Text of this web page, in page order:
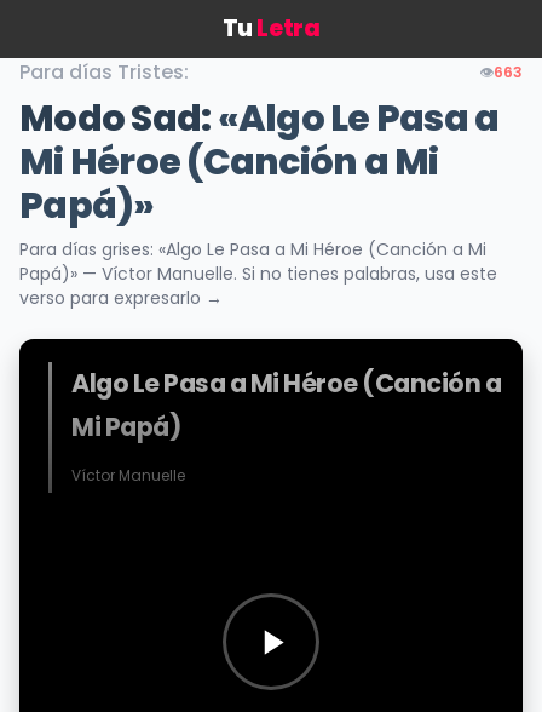
TuLetra
Para días Tristes: 👁️663
Modo Sad:«Algo Le Pasa a
Mi Héroe (Canción a Mi
Papá)»
Para días grises: «Algo Le Pasa a Mi Héroe (Canción a Mi
Papá)» — Víctor Manuelle. Si no tienes palabras, usa este
verso para expresarlo →
Algo Le Pasa a Mi Héroe (Canción a
Mi Papá)
Víctor Manuelle